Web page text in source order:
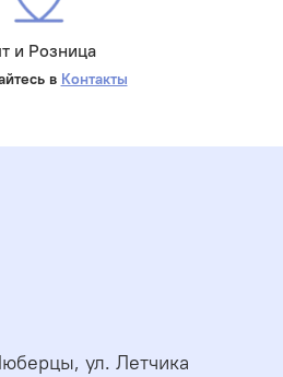
и Розница
в Контакты
ул. Летчика